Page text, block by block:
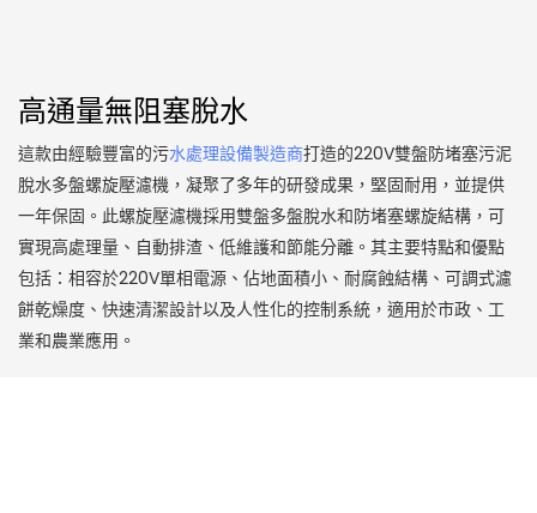
高通量無阻塞脫水
這款由經驗豐富的污水處理設備製造商打造的220V雙盤防堵塞污泥
脫水多盤螺旋壓濾機，凝聚了多年的研發成果，堅固耐用，並提供
一年保固。此螺旋壓濾機採用雙盤多盤脫水和防堵塞螺旋結構，可
實現高處理量、自動排渣、低維護和節能分離。其主要特點和優點
包括：相容於220V單相電源、佔地面積小、耐腐蝕結構、可調式濾
餅乾燥度、快速清潔設計以及人性化的控制系統，適用於市政、工
業和農業應用。